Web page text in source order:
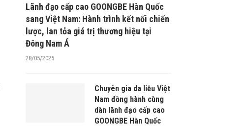
Lãnh đạo cấp cao GOONGBE Hàn Quốc
sang Việt Nam: Hành trình kết nối chiến
lược, lan tỏa giá trị thương hiệu tại
Đông Nam Á
28/05/2025
Chuyên gia da liễu Việt
Nam đồng hành cùng
dàn lãnh đạo cấp cao
GOONGBE Hàn Quốc